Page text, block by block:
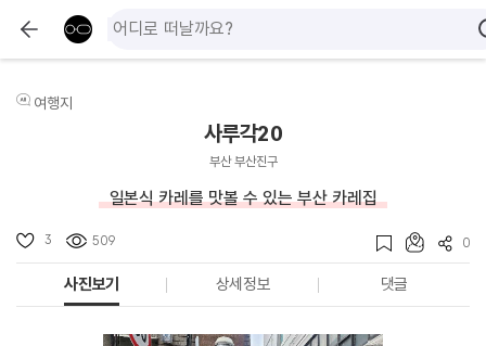
여행지
사루각20
부산 부산진구
일본식 카레를 맛볼 수 있는 부산 카레집
3 509 0
사진보기 상세정보 댓글